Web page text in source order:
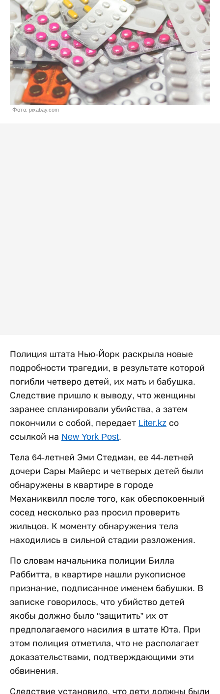
Фото: pixabay.com
Полиция штата Нью-Йорк раскрыла новые
подробности трагедии, в результате которой
погибли четверо детей, их мать и бабушка.
Следствие пришло к выводу, что женщины
заранее спланировали убийства, а затем
покончили с собой, передает Liter.kz со
ссылкой на New York Post.
Тела 64-летней Эми Стедман, ее 44-летней
дочери Сары Майерс и четверых детей были
обнаружены в квартире в городе
Механиквилл после того, как обеспокоенный
сосед несколько раз просил проверить
жильцов. К моменту обнаружения тела
находились в сильной стадии разложения.
По словам начальника полиции Билла
Раббитта, в квартире нашли рукописное
признание, подписанное именем бабушки. В
записке говорилось, что убийство детей
якобы должно было "защитить” их от
предполагаемого насилия в штате Юта. При
этом полиция отметила, что не располагает
доказательствами, подтверждающими эти
обвинения.
Следствие установило, что дети должны были